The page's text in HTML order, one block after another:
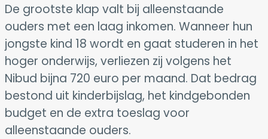
De grootste klap valt bij alleenstaande
ouders met een laag inkomen. Wanneer hun
jongste kind 18 wordt en gaat studeren in het
hoger onderwijs, verliezen zij volgens het
Nibud bijna 720 euro per maand. Dat bedrag
bestond uit kinderbijslag, het kindgebonden
budget en de extra toeslag voor
alleenstaande ouders.